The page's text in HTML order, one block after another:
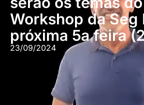
Workshop da Seg
próxima 5a feira
23/09/2024